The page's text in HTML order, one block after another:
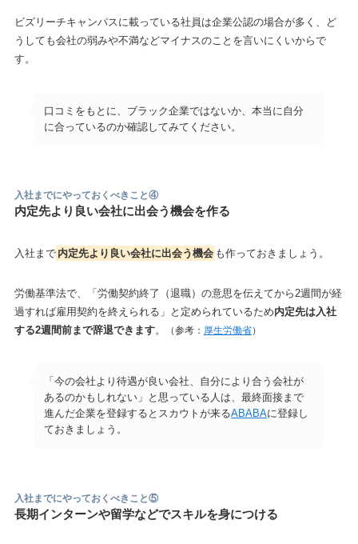
ビズリーチキャンパスに載っている社員は企業公認の場合が多く、ど
うしても会社の弱みや不満などマイナスのことを言いにくいからで
す。
口コミをもとに、ブラック企業ではないか、本当に自分
に合っているのか確認してみてください。
入社までにやっておくべきこと④
内定先より良い会社に出会う機会を作る
入社まで 内定先より良い会社に出会う機会 も作っておきましょう。
労働基準法で、「労働契約終了（退職）の意思を伝えてから2週間が経
過すれば雇用契約を終えられる」と定められているため内定先は入社
する2週間前まで辞退できます。 （参考： 厚生労働省）
「今の会社より待遇が良い会社、自分により合う会社が
あるのかもしれない」と思っている人は、最終面接まで
進んだ企業を登録するとスカウトが来るABABAに登録し
ておきましょう。
入社までにやっておくべきこと⑤
長期インターンや留学などでスキルを身につける